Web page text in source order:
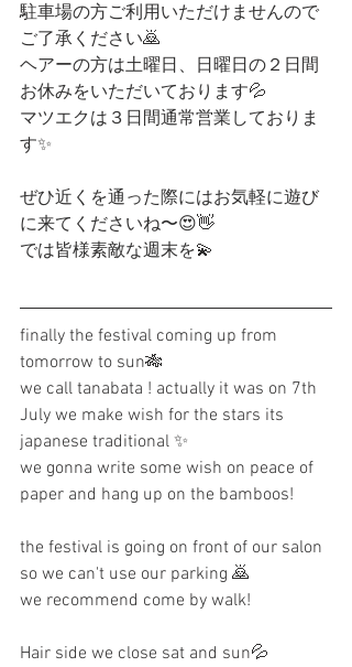
駐車場の方ご利用いただけませんので
ご了承ください🙇
ヘアーの方は土曜日、日曜日の２日間
お休みをいただいております💦
マツエクは３日間通常営業しておりま
す✨
ぜひ近くを通った際にはお気軽に遊び
に来てくださいね〜😍👋
では皆様素敵な週末を💫
finally the festival coming up from
tomorrow to sun🎋
we call tanabata ! actually it was on 7th
July we make wish for the stars its
japanese traditional ✨
we gonna write some wish on peace of
paper and hang up on the bamboos!
the festival is going on front of our salon
so we can't use our parking 🙇
we recommend come by walk!
Hair side we close sat and sun💦